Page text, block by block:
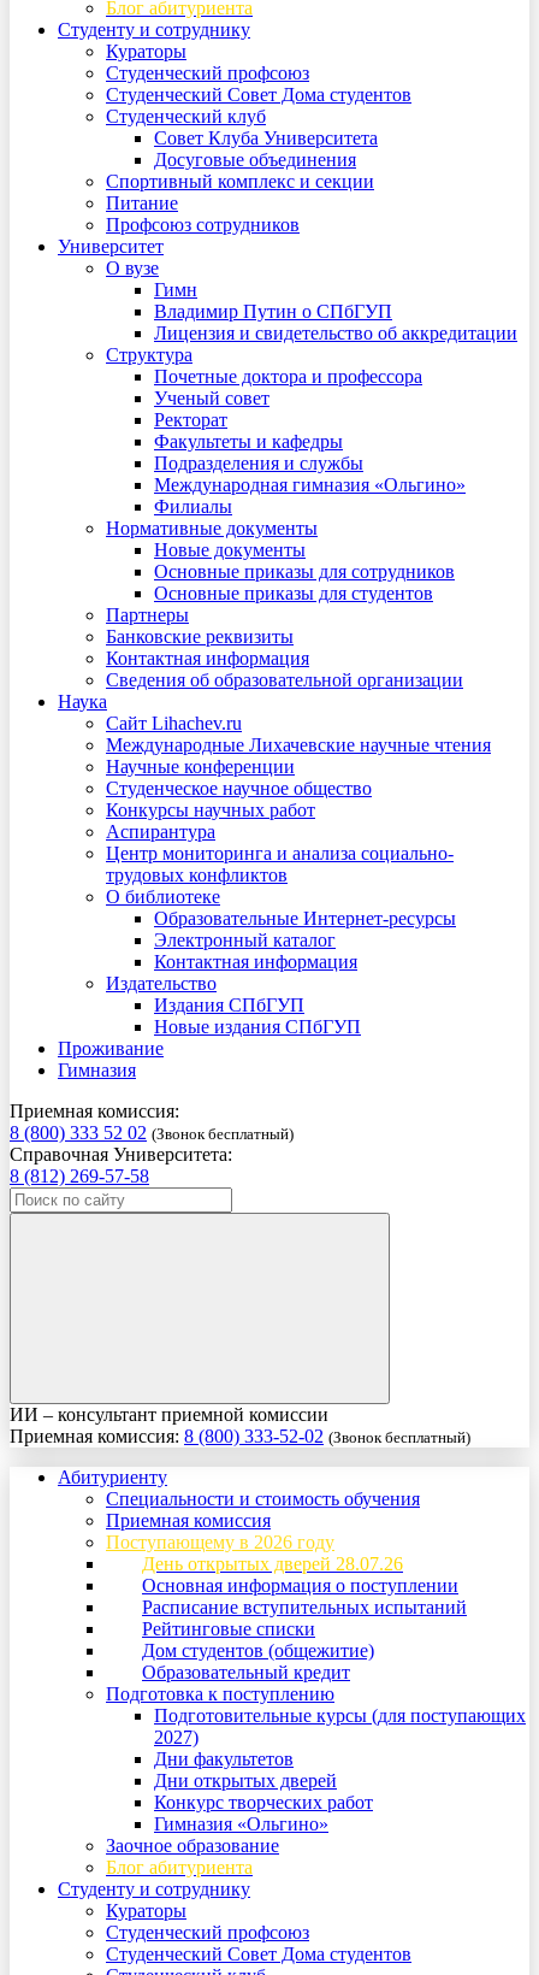
Блог абитуриента
Студенту и сотруднику
Кураторы
Студенческий профсоюз
Студенческий Совет Дома студентов
Студенческий клуб
Совет Клуба Университета
Досуговые объединения
Спортивный комплекс и секции
Питание
Профсоюз сотрудников
Университет
О вузе
Гимн
Владимир Путин о СПбГУП
Лицензия и свидетельство об аккредитации
Структура
Почетные доктора и профессора
Ученый совет
Ректорат
Факультеты и кафедры
Подразделения и службы
Международная гимназия «Ольгино»
Филиалы
Нормативные документы
Новые документы
Основные приказы для сотрудников
Основные приказы для студентов
Партнеры
Банковские реквизиты
Контактная информация
Сведения об образовательной организации
Наука
Сайт Lihachev.ru
Международные Лихачевские научные чтения
Научные конференции
Студенческое научное общество
Конкурсы научных работ
Аспирантура
Центр мониторинга и анализа социально-
трудовых конфликтов
О библиотеке
Образовательные Интернет-ресурсы
Электронный каталог
Контактная информация
Издательство
Издания СПбГУП
Новые издания СПбГУП
Проживание
Гимназия
Приемная комиссия:
8 (800) 333 52 02 (Звонок бесплатный)
Справочная Университета:
8 (812) 269-57-58
ИИ – консультант приемной комиссии
Приемная комиссия: 8 (800) 333-52-02 (Звонок бесплатный)
Абитуриенту
Специальности и стоимость обучения
Приемная комиссия
Поступающему в 2026 году
День открытых дверей 28.07.26
Основная информация о поступлении
Расписание вступительных испытаний
Рейтинговые списки
Дом студентов (общежитие)
Образовательный кредит
Подготовка к поступлению
Подготовительные курсы (для поступающих
2027)
Дни факультетов
Дни открытых дверей
Конкурс творческих работ
Гимназия «Ольгино»
Заочное образование
Блог абитуриента
Студенту и сотруднику
Кураторы
Студенческий профсоюз
Студенческий Совет Дома студентов